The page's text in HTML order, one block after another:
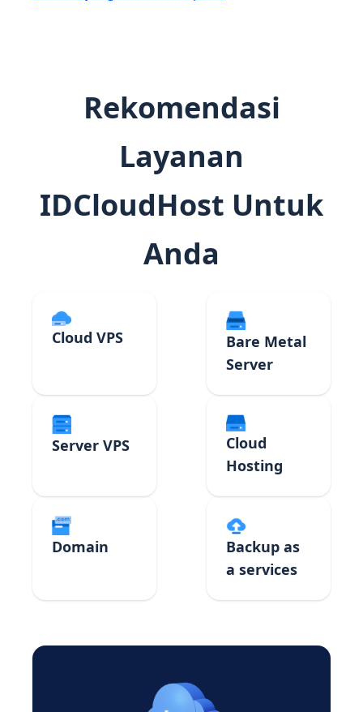
Rekomendasi
Layanan
IDCloudHost Untuk
Anda
Cloud VPS
Bare Metal
Server
Server VPS
Cloud
Hosting
Domain
Backup as
a services